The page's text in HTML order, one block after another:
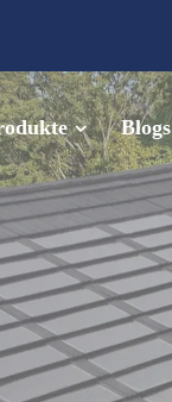
Blogs